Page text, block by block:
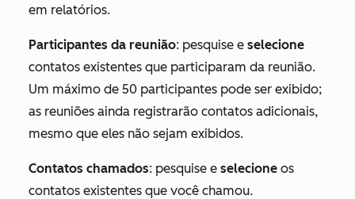
em relatórios.
Participantes da reunião: pesquise e selecione
contatos existentes que participaram da reunião.
Um máximo de 50 participantes pode ser exibido;
as reuniões ainda registrarão contatos adicionais,
mesmo que eles não sejam exibidos.
Contatos chamados: pesquise e selecione os
contatos existentes que você chamou.